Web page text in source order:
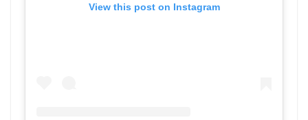
View this post on Instagram